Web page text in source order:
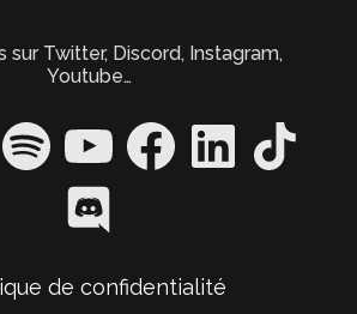
sur Twitter, Discord, Instagram,
Youtube…
Spotify YouTube FacebookLinkedIn TikTok
Discord
de confidentialité